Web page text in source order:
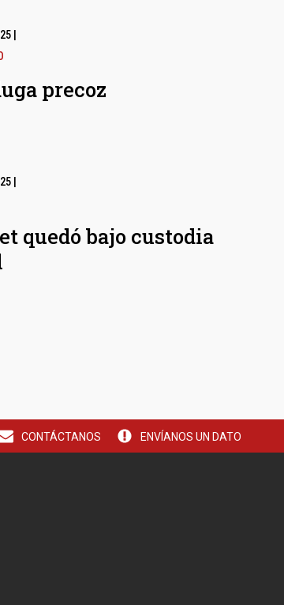
|
precoz
|
quedó bajo custodia
CONTÁCTANOS ENVÍANOS UN DATO